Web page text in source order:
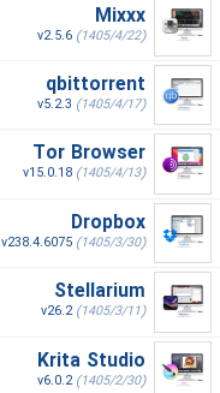
Mixxx
v2.5.6 (1405/4/22)
qbittorrent
v5.2.3 (1405/4/17)
Tor Browser
v15.0.18 (1405/4/13)
Dropbox
v238.4.6075 (1405/3/30)
Stellarium
v26.2(1405/3/11)
Krita Studio
v6.0.2(1405/2/30)